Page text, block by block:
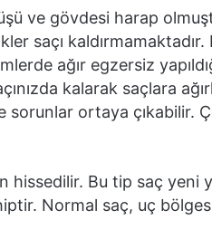
ve gövdesi harap
saçı
ağır egzersiz
kalarak saçlara
ortaya çıkabilir.
hissedilir. Bu tip saç yeni
Normal saç, uç